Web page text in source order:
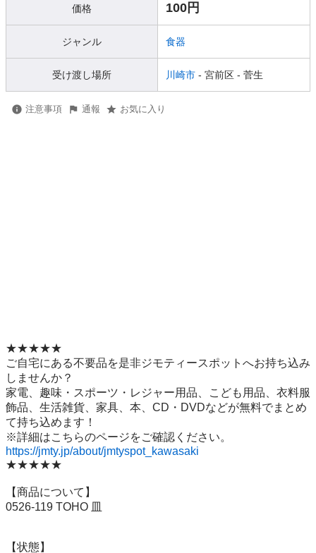
価格 100円
ジャンル 食器
受け渡し場所 川崎市 - 宮前区 - 菅生
注意事項 通報 お気に入り
★★★★★
ご自宅にある不要品を是非ジモティースポットへお持ち込み
しませんか？
家電、趣味・スポーツ・レジャー用品、こども用品、衣料服
飾品、生活雑貨、家具、本、CD・DVDなどが無料でまとめ
て持ち込めます！
https://jmty.jp/about/jmtyspot_kawasaki
★★★★★
【商品について】
0526-119 TOHO 皿
【状態】